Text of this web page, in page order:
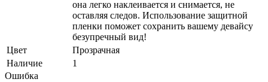
она легко наклеивается и снимается, не
оставляя следов. Использование защитной
пленки поможет сохранить вашему девайсу
безупречный вид!
Цвет
Прозрачная
Наличие
1
Ошибка